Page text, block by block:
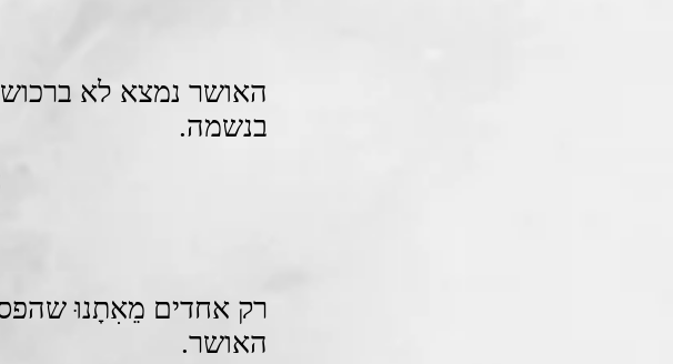
האושר נמצא לא
בנשמה‎.
רק אחדים מֵאִתָנוּ
האושר‎.